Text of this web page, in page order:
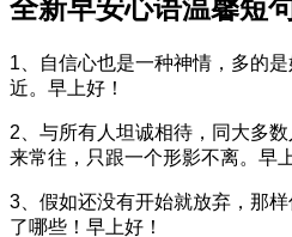
全新早安心语温馨短
1、自信心也是一种神情，多的
近。早上好！
2、与所有人坦诚相待，同大多
来常往，只跟一个形影不离。早
3、假如还没有开始就放弃，那
了哪些！早上好！